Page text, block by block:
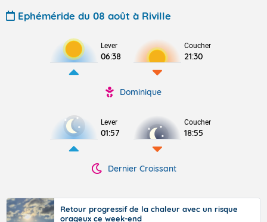
Ephéméride du 08 août à Riville
Lever
06:38
Coucher
21:30
Dominique
Lever
01:57
Coucher
18:55
Dernier Croissant
Retour progressif de la chaleur avec un risque
orageux ce week-end